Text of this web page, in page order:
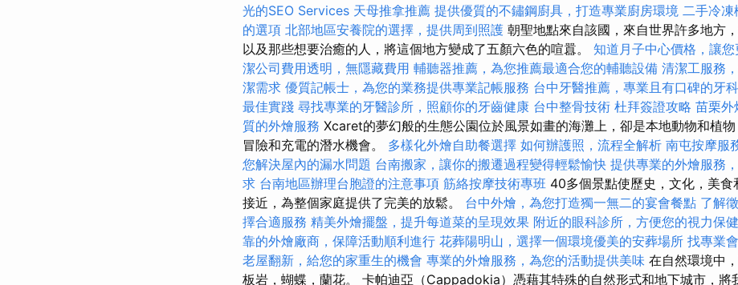
光的SEO Services 天母推拿推薦 提供優質的不鏽鋼廚具，打造專業廚房環境 二手冷
的選項 北部地區安養院的選擇，提供周到照護 朝聖地點來自該國，來自世界許多地方
以及那些想要治癒的人，將這個地方變成了五顏六色的喧囂。 知道月子中心價格，讓
潔公司費用透明，無隱藏費用 輔聽器推薦，為您推薦最適合您的輔聽設備 清潔工服務
潔需求 優質記帳士，為您的業務提供專業記帳服務 台中牙醫推薦，專業且有口碑的牙
最佳實踐 尋找專業的牙醫診所，照顧你的牙齒健康 台中整骨技術 杜拜簽證攻略 苗栗外
質的外燴服務 Xcaret的夢幻般的生態公園位於風景如畫的海灘上，卻是本地動物和植
冒險和充電的潛水機會。 多樣化外燴自助餐選擇 如何辦護照，流程全解析 南屯按摩服
您解決屋內的漏水問題 台南搬家，讓你的搬遷過程變得輕鬆愉快 提供專業的外燴服務
求 台南地區辦理台胞證的注意事項 筋絡按摩技術專班 40多個景點使歷史，文化，美食
接近，為整個家庭提供了完美的放鬆。 台中外燴，為您打造獨一無二的宴會餐點 了解
擇合適服務 精美外燴擺盤，提升每道菜的呈現效果 附近的眼科診所，方便您的視力保健
靠的外燴廠商，保障活動順利進行 花葬陽明山，選擇一個環境優美的安葬場所 找專業
老屋翻新，給您的家重生的機會 專業的外燴服務，為您的活動提供美味 在自然環境中
板岩，蝴蝶，蘭花。 卡帕迪亞（Cappadokia）憑藉其特殊的自然形式和地下城市，將